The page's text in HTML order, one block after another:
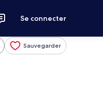
Se connecter
Sauvegarder